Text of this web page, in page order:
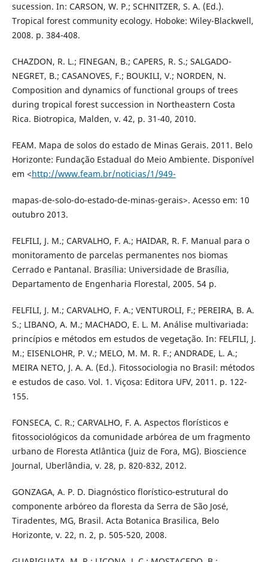
sucession. In: CARSON, W. P.; SCHNITZER, S. A. (Ed.).
Tropical forest community ecology. Hoboke: Wiley-Blackwell,
2008. p. 384-408.
CHAZDON, R. L.; FINEGAN, B.; CAPERS, R. S.; SALGADO-
NEGRET, B.; CASANOVES, F.; BOUKILI, V.; NORDEN, N.
Composition and dynamics of functional groups of trees
during tropical forest succession in Northeastern Costa
Rica. Biotropica, Malden, v. 42, p. 31-40, 2010.
FEAM. Mapa de solos do estado de Minas Gerais. 2011. Belo
Horizonte: Fundação Estadual do Meio Ambiente. Disponível
em <http://www.feam.br/noticias/1/949-
mapas-de-solo-do-estado-de-minas-gerais>. Acesso em: 10
outubro 2013.
FELFILI, J. M.; CARVALHO, F. A.; HAIDAR, R. F. Manual para o
monitoramento de parcelas permanentes nos biomas
Cerrado e Pantanal. Brasília: Universidade de Brasília,
Departamento de Engenharia Florestal, 2005. 54 p.
FELFILI, J. M.; CARVALHO, F. A.; VENTUROLI, F.; PEREIRA, B. A.
S.; LIBANO, A. M.; MACHADO, E. L. M. Análise multivariada:
princípios e métodos em estudos de vegetação. In: FELFILI, J.
M.; EISENLOHR, P. V.; MELO, M. M. R. F.; ANDRADE, L. A.;
MEIRA NETO, J. A. A. (Ed.). Fitossociologia no Brasil: métodos
e estudos de caso. Vol. 1. Viçosa: Editora UFV, 2011. p. 122-
155.
FONSECA, C. R.; CARVALHO, F. A. Aspectos florísticos e
fitossociológicos da comunidade arbórea de um fragmento
urbano de Floresta Atlântica (Juiz de Fora, MG). Bioscience
Journal, Uberlândia, v. 28, p. 820-832, 2012.
GONZAGA, A. P. D. Diagnóstico florístico-estrutural do
componente arbóreo da floresta da Serra de São José,
Tiradentes, MG, Brasil. Acta Botanica Brasilica, Belo
Horizonte, v. 22, n. 2, p. 505-520, 2008.